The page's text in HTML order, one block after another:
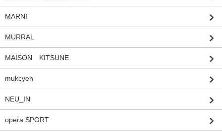
MARNI
MURRAL
MAISON KITSUNE
mukcyen
NEU_IN
opera SPORT